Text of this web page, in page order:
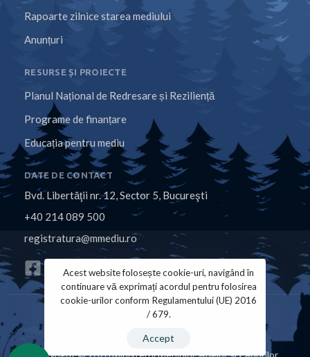
Rapoarte zilnice starea mediului
Anunțuri
RESURSE ȘI PROIECTE
Planul Național de Redresare și Reziliență
Programe de finanțare
Educația pentru mediu
DATE DE CONTACT
Bvd. Libertăţii nr. 12, Sector 5, Bucureşti
+40 214 089 500
registratura@mmediu.ro
Acest website folosește cookie-uri, navigând în
continuare vă exprimați acordul pentru folosirea
cookie-urilor conform Regulamentului (UE) 2016
/ 679.
Accept